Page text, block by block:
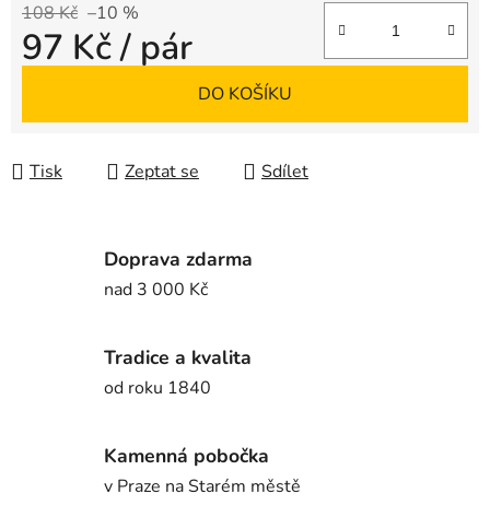
108 Kč –10 %
97 Kč/ pár
DO KOŠÍKU
Tisk Zeptat se Sdílet
Doprava zdarma
nad 3 000 Kč
Tradice a kvalita
od roku 1840
Kamenná pobočka
v Praze na Starém městě